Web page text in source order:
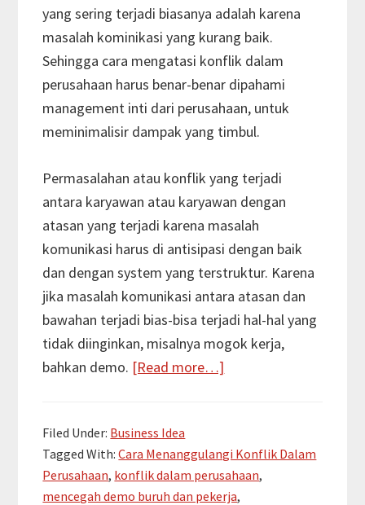
yang sering terjadi biasanya adalah karena
masalah kominikasi yang kurang baik.
Sehingga cara mengatasi konflik dalam
perusahaan harus benar-benar dipahami
management inti dari perusahaan, untuk
meminimalisir dampak yang timbul.
Permasalahan atau konflik yang terjadi
antara karyawan atau karyawan dengan
atasan yang terjadi karena masalah
komunikasi harus di antisipasi dengan baik
dan dengan system yang terstruktur. Karena
jika masalah komunikasi antara atasan dan
bawahan terjadi bias-bisa terjadi hal-hal yang
tidak diinginkan, misalnya mogok kerja,
bahkan demo. [Read more…]
Dalam
Perusahaan
Filed Under: Business Idea
Tagged With:Cara Menanggulangi Konflik Dalam
Perusahaan, konflik dalam perusahaan,
mencegah demo buruh dan pekerja,